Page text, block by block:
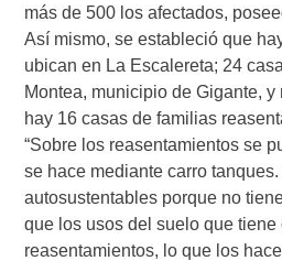
más de 500 los afectados,
Así mismo, se estableció que
ubican en La Escalereta; 24
Montea, municipio de Gigante,
hay 16 casas de familias
“Sobre los reasentamientos se
se hace mediante carro
autosustentables porque no
que los usos del suelo que
reasentamientos, lo que los